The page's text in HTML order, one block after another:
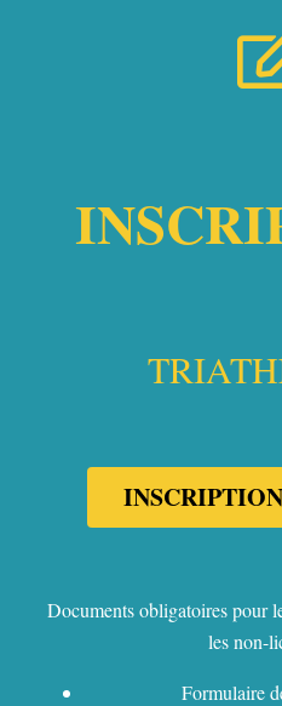
Documents obligatoires pour
les non-
Formulaire